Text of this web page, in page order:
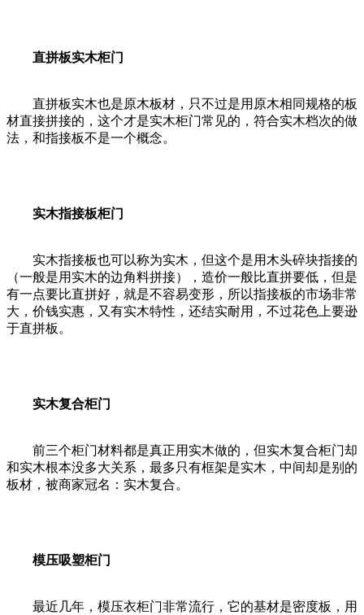
直拼板实木柜门
直拼板实木也是原木板材，只不过是用原木相同规格的板
材直接拼接的，这个才是实木柜门常见的，符合实木档次的做
法，和指接板不是一个概念。
实木指接板柜门
实木指接板也可以称为实木，但这个是用木头碎块指接的
（一般是用实木的边角料拼接），造价一般比直拼要低，但是
有一点要比直拼好，就是不容易变形，所以指接板的市场非常
大，价钱实惠，又有实木特性，还结实耐用，不过花色上要逊
于直拼板。
实木复合柜门
前三个柜门材料都是真正用实木做的，但实木复合柜门却
和实木根本没多大关系，最多只有框架是实木，中间却是别的
板材，被商家冠名：实木复合。
模压吸塑柜门
最近几年，模压衣柜门非常流行，它的基材是密度板，用